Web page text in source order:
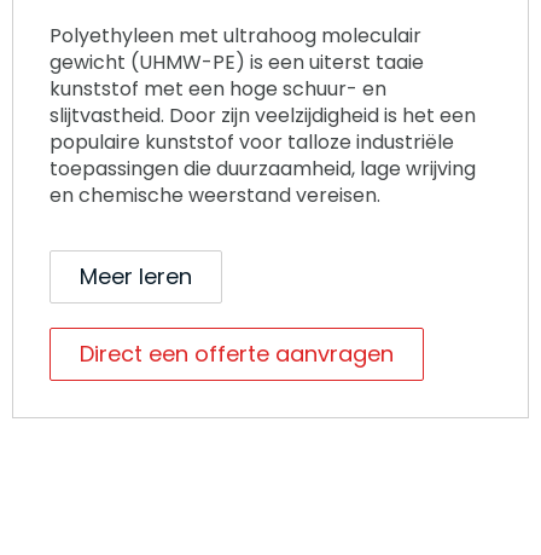
Polyethyleen met ultrahoog moleculair
gewicht (UHMW-PE) is een uiterst taaie
kunststof met een hoge schuur- en
slijtvastheid. Door zijn veelzijdigheid is het een
populaire kunststof voor talloze industriële
toepassingen die duurzaamheid, lage wrijving
en chemische weerstand vereisen.
Meer leren
Direct een offerte aanvragen